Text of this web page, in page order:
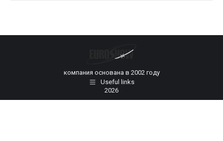
компания основана в 2002 году
Useful links
2026